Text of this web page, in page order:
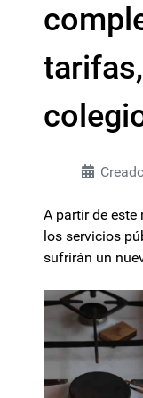
A partir de este
los servicios
sufrirán un